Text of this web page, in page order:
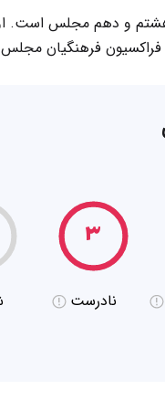
هشتم و دهم مجلس است.
فراکسیون فرهنگیان
۳
نادرست